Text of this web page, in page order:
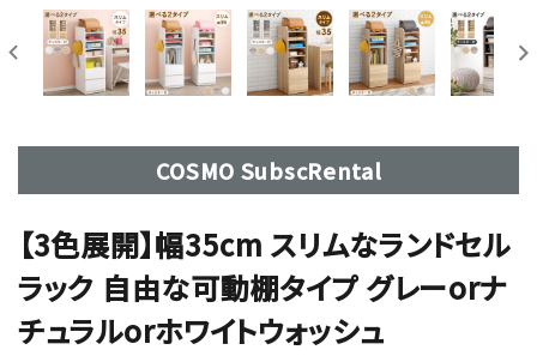
COSMO SubscRental
【3色展開】幅35cm スリムなランドセル
ラック 自由な可動棚タイプ グレーorナ
チュラルorホワイトウォッシュ